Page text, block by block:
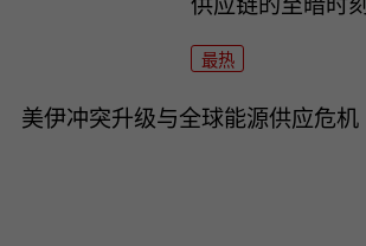
供应链的至暗时刻
最热
美伊冲突升级与全球能源供应危机